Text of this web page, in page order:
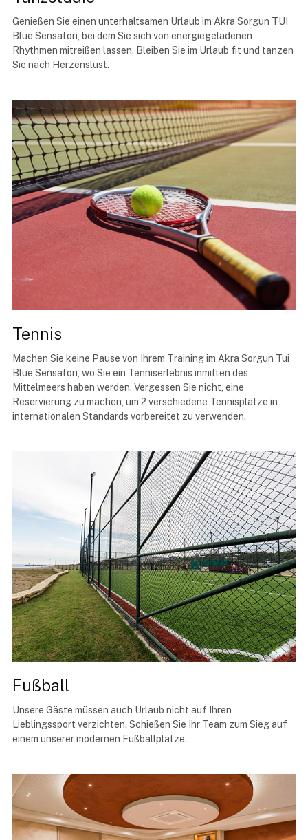
Genießen Sie einen unterhaltsamen Urlaub im Akra Sorgun TUI
Blue Sensatori, bei dem Sie sich von energiegeladenen
Rhythmen mitreißen lassen. Bleiben Sie im Urlaub fit und tanzen
Sie nach Herzenslust.
Tennis
Machen Sie keine Pause von Ihrem Training im Akra Sorgun Tui
Blue Sensatori, wo Sie ein Tenniserlebnis inmitten des
Mittelmeers haben werden. Vergessen Sie nicht, eine
Reservierung zu machen, um 2 verschiedene Tennisplätze in
internationalen Standards vorbereitet zu verwenden.
Fußball
Unsere Gäste müssen auch Urlaub nicht auf Ihren
Lieblingssport verzichten. Schießen Sie Ihr Team zum Sieg auf
einem unserer modernen Fußballplätze.